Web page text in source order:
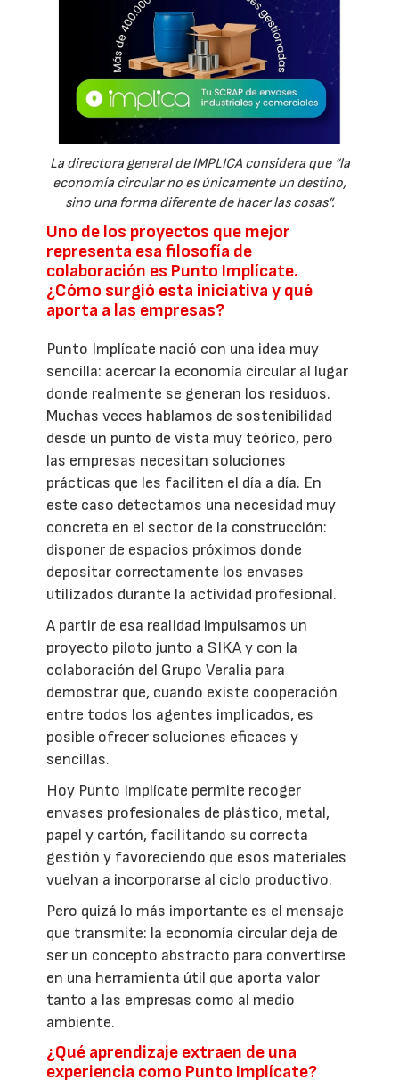
La directora general de IMPLICA considera que “la
economía circular no es únicamente un destino,
sino una forma diferente de hacer las cosas”.
Uno de los proyectos que mejor
representa esa filosofía de
colaboración es Punto Implícate.
¿Cómo surgió esta iniciativa y qué
aporta a las empresas?
Punto Implícate nació con una idea muy
sencilla: acercar la economía circular al lugar
donde realmente se generan los residuos.
Muchas veces hablamos de sostenibilidad
desde un punto de vista muy teórico, pero
las empresas necesitan soluciones
prácticas que les faciliten el día a día. En
este caso detectamos una necesidad muy
concreta en el sector de la construcción:
disponer de espacios próximos donde
depositar correctamente los envases
utilizados durante la actividad profesional.
A partir de esa realidad impulsamos un
proyecto piloto junto a SIKA y con la
colaboración del Grupo Veralia para
demostrar que, cuando existe cooperación
entre todos los agentes implicados, es
posible ofrecer soluciones eficaces y
sencillas.
Hoy Punto Implícate permite recoger
envases profesionales de plástico, metal,
papel y cartón, facilitando su correcta
gestión y favoreciendo que esos materiales
vuelvan a incorporarse al ciclo productivo.
Pero quizá lo más importante es el mensaje
que transmite: la economía circular deja de
ser un concepto abstracto para convertirse
en una herramienta útil que aporta valor
tanto a las empresas como al medio
ambiente.
¿Qué aprendizaje extraen de una
experiencia como Punto Implícate?